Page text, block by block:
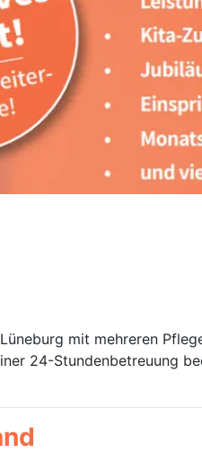
mit mehreren
24-Stundenbetreuung